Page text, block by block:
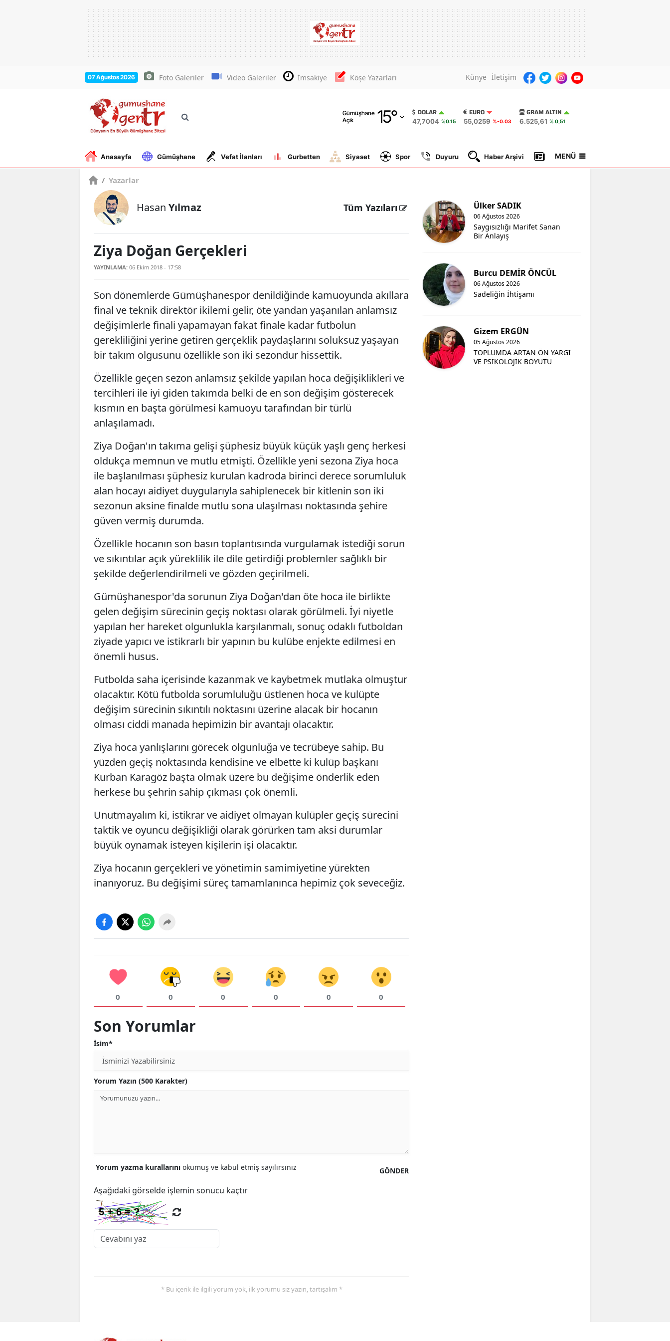
07 Ağustos 2026 Foto Galeriler Video Galeriler İmsakiye Köşe Yazarları Künye İletişim
Gümüşhane
Açık
15°
Adana
Adıyaman
Amasya
Antalya
Balıkesir
Bilecik
Bolu
Burdur
Bursa
Çankırı
Çorum
Edirne
Elazığ
Erzincan
Eskişehir
Gaziantep
Gümüşhane
Hakkari
Hatay
Mersin
Kars
Kastamonu
Kırşehir
Konya
Kütahya
Mardin
DOLAR
47,7004 %0.15
EURO
55,0259 %-0.03
GRAM ALTIN
6.525,61 % 0,51
Anasayfa Gümüşhane Vefat İlanları Gurbetten Siyaset Spor Duyuru Haber Arşivi Gazete Manşetleri
MENÜ
/ Yazarlar
Hasan Yılmaz Tüm Yazıları
Ziya Doğan Gerçekleri
YAYINLAMA: 06 Ekim 2018 - 17:58
Son dönemlerde Gümüşhanespor denildiğinde kamuoyunda akıllara
final ve teknik direktör ikilemi gelir, öte yandan yaşanılan anlamsız
değişimlerle finali yapamayan fakat finale kadar futbolun
gerekliliğini yerine getiren gerçeklik paydaşlarını soluksuz yaşayan
bir takım olgusunu özellikle son iki sezondur hissettik.
Özellikle geçen sezon anlamsız şekilde yapılan hoca değişiklikleri ve
tercihleri ile iyi giden takımda belki de en son değişim gösterecek
kısmın en başta görülmesi kamuoyu tarafından bir türlü
anlaşılamadı.
Ziya Doğan'ın takıma gelişi şüphesiz büyük küçük yaşlı genç herkesi
oldukça memnun ve mutlu etmişti. Özellikle yeni sezona Ziya hoca
ile başlanılması şüphesiz kurulan kadroda birinci derece sorumluluk
alan hocayı aidiyet duygularıyla sahiplenecek bir kitlenin son iki
sezonun aksine finalde mutlu sona ulaşılması noktasında şehire
güven vermiş durumda.
Özellikle hocanın son basın toplantısında vurgulamak istediği sorun
ve sıkıntılar açık yüreklilik ile dile getirdiği problemler sağlıklı bir
şekilde değerlendirilmeli ve gözden geçirilmeli.
Gümüşhanespor'da sorunun Ziya Doğan'dan öte hoca ile birlikte
gelen değişim sürecinin geçiş noktası olarak görülmeli. İyi niyetle
yapılan her hareket olgunlukla karşılanmalı, sonuç odaklı futboldan
ziyade yapıcı ve istikrarlı bir yapının bu kulübe enjekte edilmesi en
önemli husus.
Futbolda saha içerisinde kazanmak ve kaybetmek mutlaka olmuştur
olacaktır. Kötü futbolda sorumluluğu üstlenen hoca ve kulüpte
değişim sürecinin sıkıntılı noktasını üzerine alacak bir hocanın
olması ciddi manada hepimizin bir avantajı olacaktır.
Ziya hoca yanlışlarını görecek olgunluğa ve tecrübeye sahip. Bu
yüzden geçiş noktasında kendisine ve elbette ki kulüp başkanı
Kurban Karagöz başta olmak üzere bu değişime önderlik eden
herkese bu şehrin sahip çıkması çok önemli.
Unutmayalım ki, istikrar ve aidiyet olmayan kulüpler geçiş sürecini
taktik ve oyuncu değişikliği olarak görürken tam aksi durumlar
büyük oynamak isteyen kişilerin işi olacaktır.
Ziya hocanın gerçekleri ve yönetimin samimiyetine yürekten
inanıyoruz. Bu değişimi süreç tamamlanınca hepimiz çok seveceğiz.
0 0 0 0 0 0
Son Yorumlar
İsim*
Yorum Yazın (500 Karakter)
GÖNDER
Yorum yazma kurallarını okumuş ve kabul etmiş sayılırsınız
Aşağıdaki görselde işlemin sonucu kaçtır
* Bu içerik ile ilgili yorum yok, ilk yorumu siz yazın, tartışalım *
Ülker SADIK
06 Ağustos 2026
Saygısızlığı Marifet Sanan
Bir Anlayış
Burcu DEMİR ÖNCÜL
06 Ağustos 2026
Sadeliğin İhtişamı
Gizem ERGÜN
05 Ağustos 2026
TOPLUMDA ARTAN ÖN YARGI
VE PSİKOLOJİK BOYUTU